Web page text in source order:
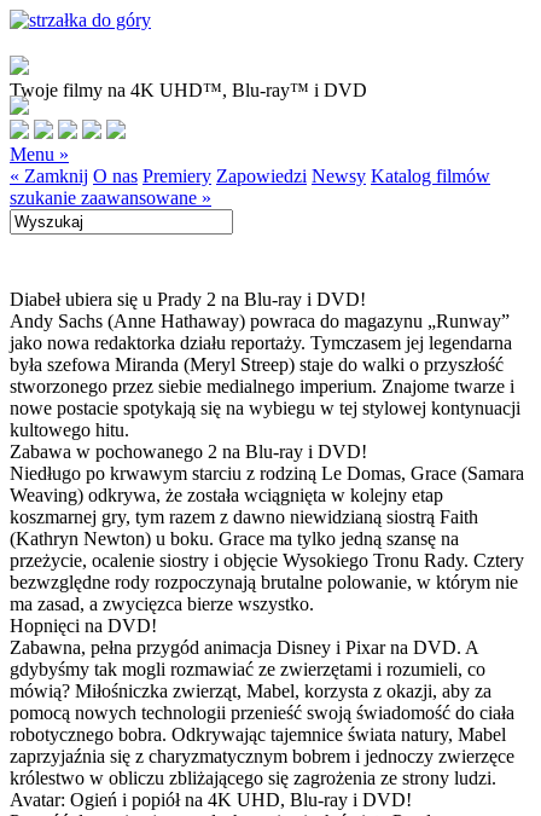
Twoje filmy na 4K UHD™, Blu-ray™ i DVD
Menu »
« Zamknij O nas Premiery Zapowiedzi Newsy Katalog filmów
szukanie zaawansowane »
Diabeł ubiera się u Prady 2 na Blu-ray i DVD!
Andy Sachs (Anne Hathaway) powraca do magazynu „Runway”
jako nowa redaktorka działu reportaży. Tymczasem jej legendarna
była szefowa Miranda (Meryl Streep) staje do walki o przyszłość
stworzonego przez siebie medialnego imperium. Znajome twarze i
nowe postacie spotykają się na wybiegu w tej stylowej kontynuacji
kultowego hitu.
Zabawa w pochowanego 2 na Blu-ray i DVD!
Niedługo po krwawym starciu z rodziną Le Domas, Grace (Samara
Weaving) odkrywa, że została wciągnięta w kolejny etap
koszmarnej gry, tym razem z dawno niewidzianą siostrą Faith
(Kathryn Newton) u boku. Grace ma tylko jedną szansę na
przeżycie, ocalenie siostry i objęcie Wysokiego Tronu Rady. Cztery
bezwzględne rody rozpoczynają brutalne polowanie, w którym nie
ma zasad, a zwycięzca bierze wszystko.
Hopnięci na DVD!
Zabawna, pełna przygód animacja Disney i Pixar na DVD. A
gdybyśmy tak mogli rozmawiać ze zwierzętami i rozumieli, co
mówią? Miłośniczka zwierząt, Mabel, korzysta z okazji, aby za
pomocą nowych technologii przenieść swoją świadomość do ciała
robotycznego bobra. Odkrywając tajemnice świata natury, Mabel
zaprzyjaźnia się z charyzmatycznym bobrem i jednoczy zwierzęce
królestwo w obliczu zbliżającego się zagrożenia ze strony ludzi.
Avatar: Ogień i popiół na 4K UHD, Blu-ray i DVD!